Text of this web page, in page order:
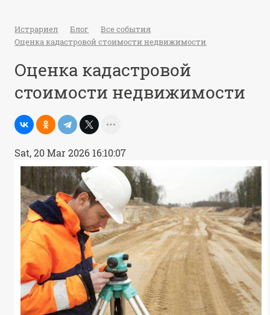
Истрариел Блог
Все события
Оценка кадастровой стоимости недвижимости
Оценка кадастровой
стоимости недвижимости
Sat, 20 Mar 2026 16:10:07